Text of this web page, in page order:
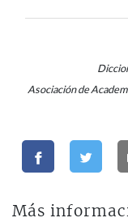
Asociación de
Más